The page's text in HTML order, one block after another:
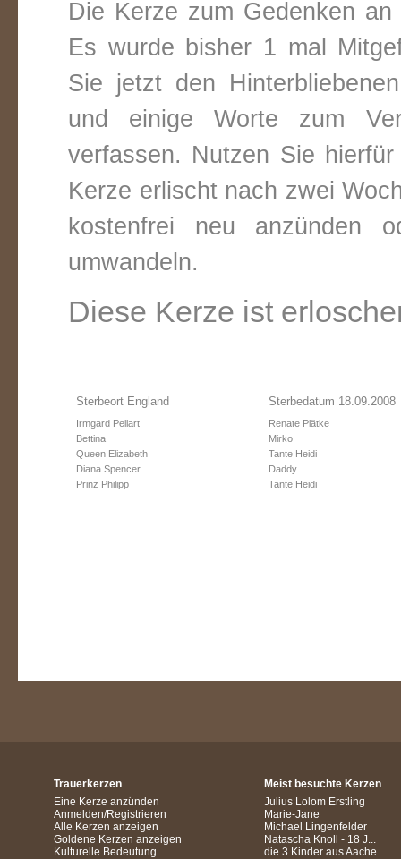
Die Kerze zum Gedenken
Es wurde bisher 1 mal
Sie jetzt den
und einige Worte zum
verfassen. Nutzen Sie
Kerze erlischt nach zwei
kostenfrei neu anzünden
umwandeln.
Diese Kerze ist
Sterbeort England
Irmgard Pellart
Bettina
Queen Elizabeth
Diana Spencer
Prinz Philipp
Sterbedatum 18.09.2008
Renate Plätke
Mirko
Tante Heidi
Daddy
Tante Heidi
Trauerkerzen
Eine Kerze anzünden
Anmelden/Registrieren
Alle Kerzen anzeigen
Goldene Kerzen anzeigen
Kulturelle Bedeutung
Meist besuchte Kerzen
Julius Lolom Erstling
Marie-Jane
Michael Lingenfelder
Natascha Knoll - 18 J...
die 3 Kinder aus Aache...